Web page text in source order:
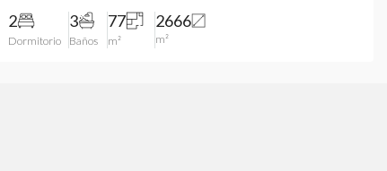
2
Dormitorio
3
Baños
77
m²
2666
m²